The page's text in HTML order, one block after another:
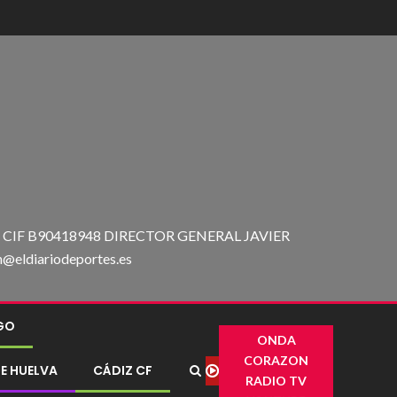
B90418948 DIRECTOR GENERAL JAVIER
HUELVA CÁDIZ CF
ONDA
CORAZON
RADIO TV